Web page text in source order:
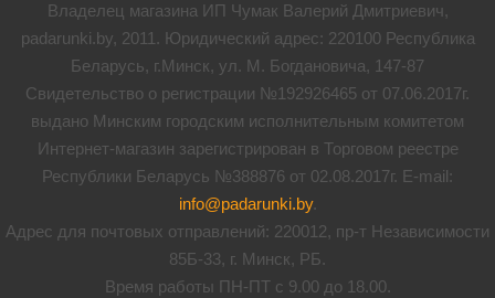
Владелец магазина ИП Чумак Валерий Дмитриевич,
padarunki.by, 2011. Юридический адрес: 220100 Республика
Беларусь, г.Минск, ул. М. Богдановича, 147-87
Свидетельство о регистрации №192926465 от 07.06.2017г.
выдано Минским городским исполнительным комитетом
Интернет-магазин зарегистрирован в Торговом реестре
Республики Беларусь №388876 от 02.08.2017г. E-mail:
info@padarunki.by.
Адрес для почтовых отправлений: 220012, пр-т Независимости
85Б-33, г. Минск, РБ.
Время работы ПН-ПТ с 9.00 до 18.00.